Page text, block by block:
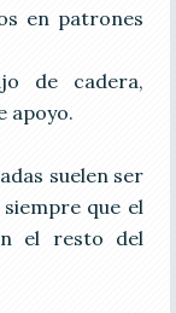
en patrones
de cadera,
apoyo.
suelen ser
que el
el resto del